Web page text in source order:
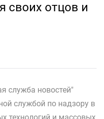
своих отцов и
служба новостей"
службой по надзору в